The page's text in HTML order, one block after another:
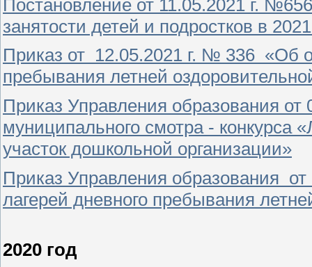
Постановление от 11.05.2021 г.
занятости детей и подростков в
Приказ от 12.05.2021 г. № 336 «Об
пребывания летней
Приказ Управления образования
муниципального смотра -
участок дошкольной организации»
Приказ Управления образования
лагерей дневного пребывания
2020 год